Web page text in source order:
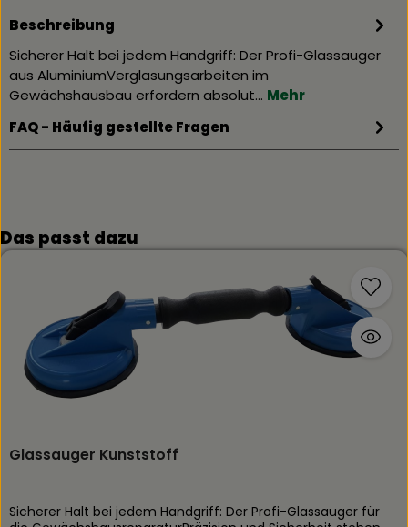
Beschreibung
Sicherer Halt bei jedem Handgriff: Der Profi-Glassauger
aus AluminiumVerglasungsarbeiten im
Gewächshausbau erfordern absolut… Mehr
FAQ - Häufig gestellte Fragen
Produktgalerie überspringen
Das passt dazu
Glassauger Kunststoff
Sicherer Halt bei jedem Handgriff: Der Profi-Glassauger für